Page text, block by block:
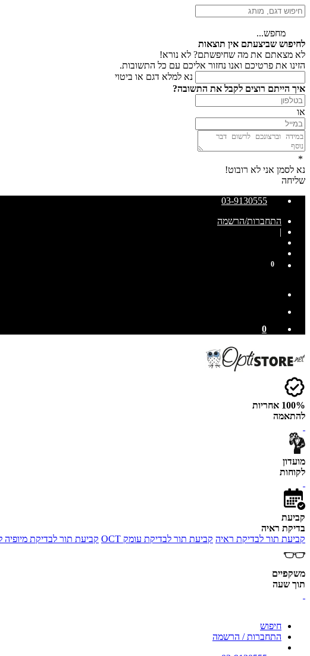
מחפש...
לחיפוש שביצעתם אין תוצאות
לא מצאתם את מה שחיפשתם? לא נורא!
הזינו את פרטיכם ואנו נחזור אליכם עם כל התשובות.
נא למלא דגם או ביטוי
איך הייתם רוצים לקבל את התשובה?
או
*
נא לסמן אני לא רובוט!
שליחה
03-9130555
התחברות/הרשמה
|
0
0
100% אחריות
להתאמה
מועדון
לקוחות
קביעת
בדיקת ראיה
קביעת תור לבדיקת ראיה קביעת תור לבדיקת עומק OCT קביעת תור לבדיקת מיופיה
משקפיים
תוך שעה
חיפוש
התחברות / הרשמה